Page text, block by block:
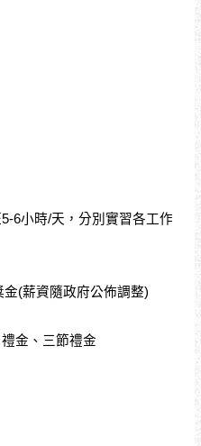
6小時/天，分別實習各工作
(薪資隨政府公佈調整)
金、三節禮金